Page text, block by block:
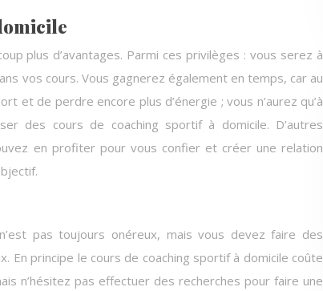
plus d’avantages. Parmi ces privilèges : vous serez à
vos cours. Vous gagnerez également en temps, car au
et de perdre encore plus d’énergie ; vous n’aurez qu’à
des cours de coaching sportif à domicile. D’autres
en profiter pour vous confier et créer une relation
pas toujours onéreux, mais vous devez faire des
principe le cours de coaching sportif à domicile coûte
n’hésitez pas effectuer des recherches pour faire une